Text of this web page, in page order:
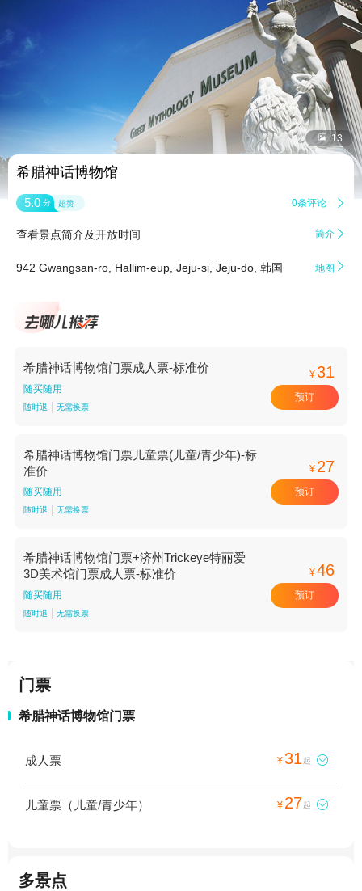
 13
希腊神话博物馆
5.0 分 超赞 0条评论 
查看景点简介及开放时间 简介 
942 Gwangsan-ro, Hallim-eup, Jeju-si, Jeju-do, 韩国 地图 
希腊神话博物馆门票成人票-标准价
随买随用
随时退 无需换票
¥31
预订
希腊神话博物馆门票儿童票(儿童/青少年)-标
准价
随买随用
随时退 无需换票
¥ 27
预订
希腊神话博物馆门票+济州Trickeye特丽爱
3D美术馆门票成人票-标准价
随买随用
随时退 无需换票
¥46
预订
门票
希腊神话博物馆门票
成人票 ¥31 起 
儿童票（儿童/青少年） ¥ 27起 
多景点